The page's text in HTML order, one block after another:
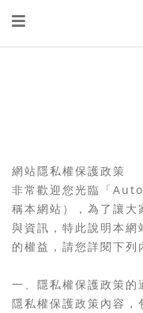
網站隱私權保護政策
非常歡迎您光臨「
稱本網站），為了讓大
與資訊，特此說明本網
的權益，請您詳閱下列
一、隱私權保護政策的
隱私權保護政策內容，